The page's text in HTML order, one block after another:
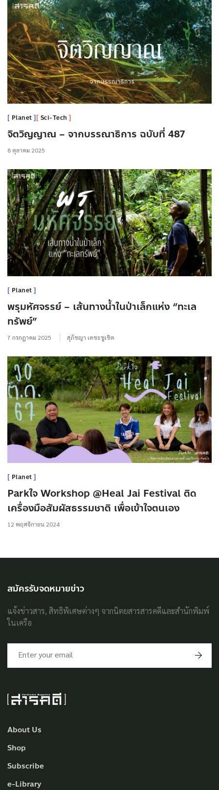
Planet Sci-Tech
จิตวิญญาณ – จากบรรณาธิการ ฉบับที่ 487
8 ตุลาคม 2025
Planet
พรุมหัศจรรย์ – เส้นทางน้ำในป่าเล็กแห่ง “ทะเล
ทรัพย์”
7 กรกฎาคม 2025 สุภัชญา เตชะชูเชิด
Planet
Parkใจ Workshop @Heal Jai Festival ติด
เครื่องมือสัมผัสธรรมชาติ เพื่อเข้าใจตนเอง
12 พฤศจิกายน 2024
About Us
Shop
Subscribe
e-Library
สมัครรับจดหมายข่าว
แจ้งข่าวสาร, สิทธิพิเศษต่างๆ จากนิตยสารสารคดีและสำนักพิมพ์
ในเครือ